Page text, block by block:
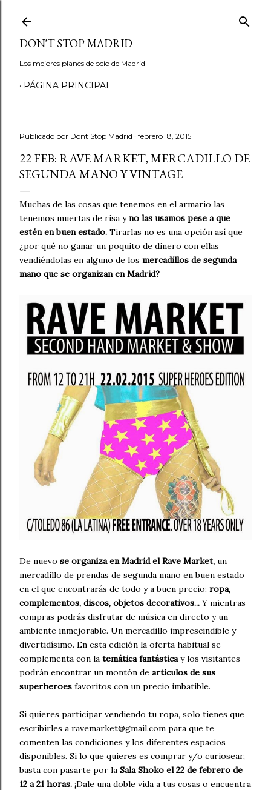
DON'T STOP MADRID
Los mejores planes de ocio de Madrid
PÁGINA PRINCIPAL
Publicado por Dont Stop Madrid febrero 18, 2015
22 FEB: RAVE MARKET, MERCADILLO DE
SEGUNDA MANO Y VINTAGE
Muchas de las cosas que tenemos en el armario las
tenemos muertas de risa yno las usamos pese a que
estén en buen estado. Tirarlas no es una opción así que
¿por qué no ganar un poquito de dinero con ellas
vendiéndolas en alguno de los mercadillos de segunda
mano que se organizan en Madrid?
De nuevo se organiza en Madrid el Rave Market, un
mercadillo de prendas de segunda mano en buen estado
en el que encontrarás de todo y a buen precio: ropa,
complementos, discos, objetos decorativos...Y mientras
compras podrás disfrutar de música en directo y un
ambiente inmejorable. Un mercadillo imprescindible y
divertidísimo. En esta edición la oferta habitual se
complementa con la temática fantásticay los visitantes
podrán encontrar un montón de artículos de sus
superheroes favoritos con un precio imbatible.
Si quieres participar vendiendo tu ropa, solo tienes que
escribirles a ravemarket@gmail.com para que te
comenten las condiciones y los diferentes espacios
disponibles. Si lo que quieres es comprar y/o curiosear,
basta con pasarte por la Sala Shoko el 22 de febrero de
12 a 21 horas. ¡Dale una doble vida a tus cosas o encuentra